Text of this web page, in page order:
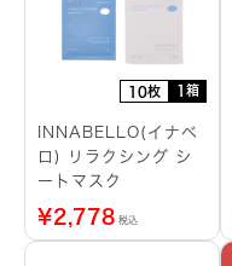
10枚 1箱
INNABELLO(イナベ
ロ) リラクシング シ
ートマスク
¥2,778 税込